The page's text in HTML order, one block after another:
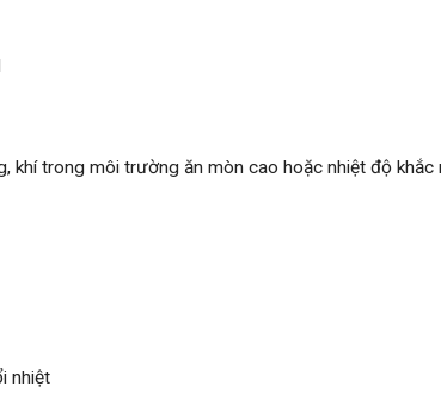
khí trong môi trường ăn mòn cao hoặc nhiệt độ khắc
nhiệt